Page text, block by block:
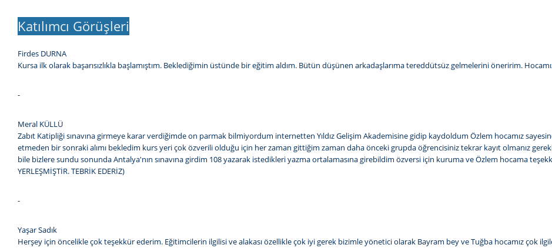
Katılımcı Görüşleri
Firdes DURNA
Kursa ilk olarak başarısızlıkla başlamıştım. Beklediğimin üstünde bir eğitim aldım. Bütün düşünen arkadaşlarıma tereddütsüz gelmelerini öneririm.
-
Meral KÜLLÜ
Zabıt Katipliği sınavına girmeye karar verdiğimde on parmak bilmiyordum internetten Yıldız Gelişim Akademisine gidip kaydoldum Özlem hocamız
etmeden bir sonraki alımı bekledim kurs yeri çok özverili olduğu için her zaman gittiğim zaman daha önceki grupda öğrencisiniz tekrar kayıt olmanız
bile bizlere sundu sonunda Antalya'nın sınavına girdim 108 yazarak istedikleri yazma ortalamasına girebildim özversi için kuruma ve Özlem hocama
YERLEŞMİŞTİR. TEBRİK EDERİZ)
-
Yaşar Sadık
Herşey için öncelikle çok teşekkür ederim. Eğitimcilerin ilgilisi ve alakası özellikle çok iyi gerek bizimle yönetici olarak Bayram bey ve Tuğba hocamız çok